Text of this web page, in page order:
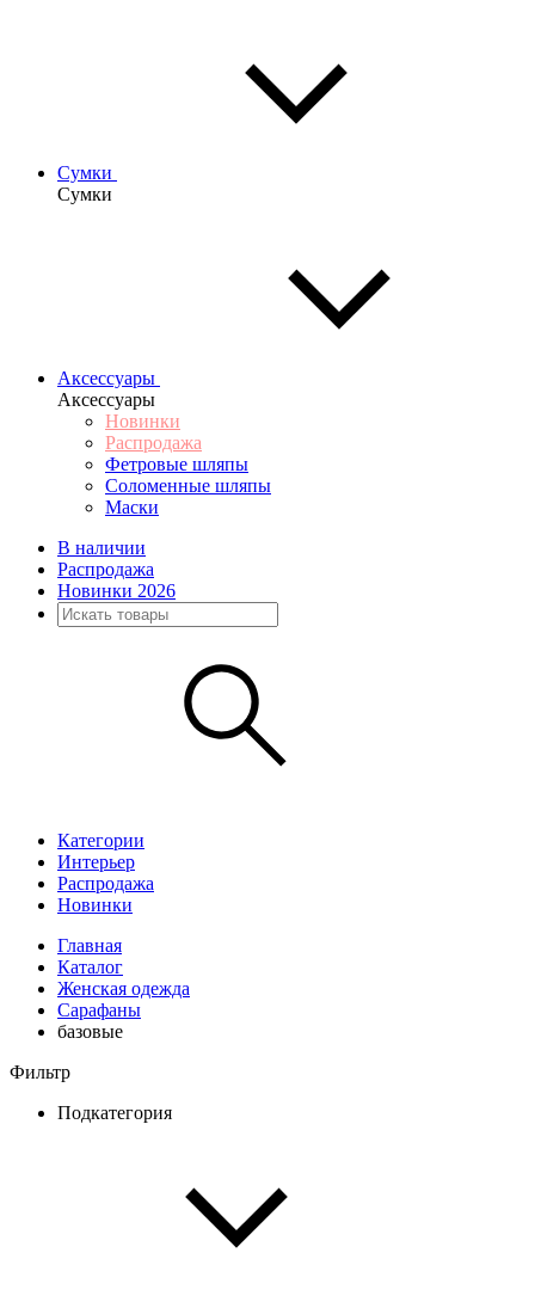
Сумки
Сумки
Аксессуары
Аксессуары
Новинки
Распродажа
Фетровые шляпы
Соломенные шляпы
Маски
В наличии
Распродажа
Новинки 2026
Категории
Интерьер
Распродажа
Новинки
Главная
Каталог
Женская одежда
Сарафаны
базовые
Фильтр
Подкатегория